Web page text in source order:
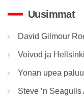
Uusimmat
David Gilmour
Voivod ja
Yonan upea paluu
Steve ’n Seagulls